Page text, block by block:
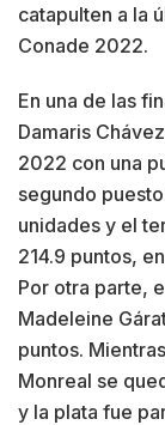
catapulten a la
Conade 2022.
En una de las
Damaris
2022 con una
segundo
unidades y el
214.9 puntos,
Por otra parte,
Madeleine
puntos.
Monreal se
y la plata fue